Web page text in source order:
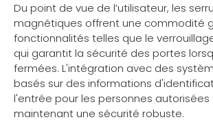
Du point de vue de l’utilisateur, les
magnétiques offrent une commodité
fonctionnalités telles que le
qui garantit la sécurité des portes
fermées. L'intégration avec des
basés sur des informations
l'entrée pour les personnes
maintenant une sécurité robuste.